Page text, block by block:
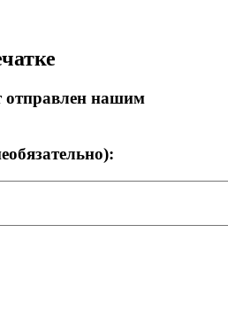
отправлен нашим